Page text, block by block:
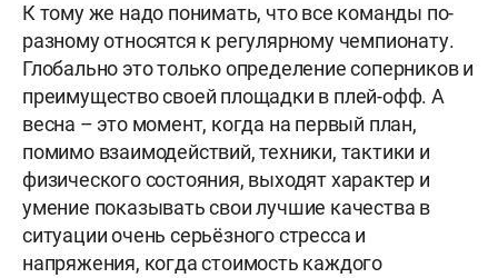
К тому же надо понимать, что все команды по-
разному относятся к регулярному чемпионату.
Глобально это только определение соперников и
преимущество своей площадки в плей-офф. А
весна – это момент, когда на первый план,
помимо взаимодействий, техники, тактики и
физического состояния, выходят характер и
умение показывать свои лучшие качества в
ситуации очень серьёзного стресса и
напряжения, когда стоимость каждого